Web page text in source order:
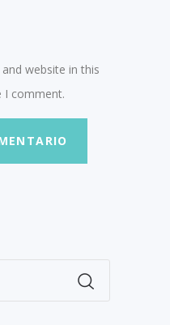
website in this
I comment.